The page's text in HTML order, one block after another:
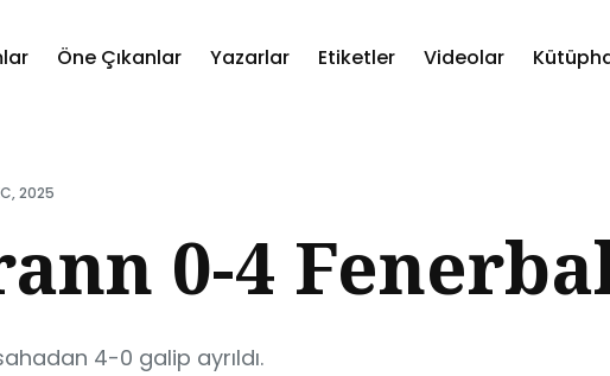
Öne Çıkanlar Yazarlar Etiketler Videolar
2025
0-4
4-0 galip ayrıldı.